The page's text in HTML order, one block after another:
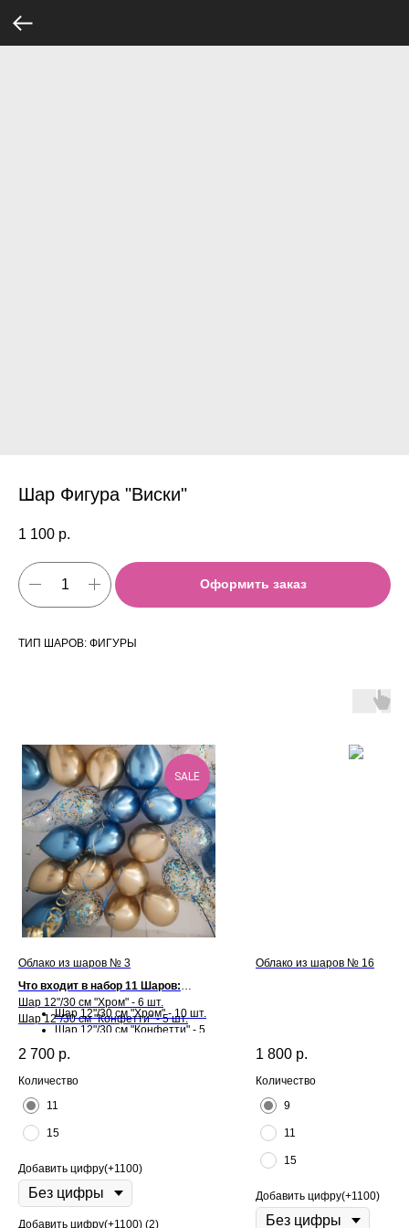
Шар Фигура "Виски"
1 100 р.
Оформить заказ
ТИП ШАРОВ: ФИГУРЫ
SALE
Облако из шаров № 3
Что входит в набор 11 Шаров:
Шар 12"/30 см "Хром" - 6 шт.
Шар 12"/30 см "Конфетти" - 5 шт.
Что входит в набор 15 Шаров:
Шар 12"/30 см "Хром" - 10 шт.
Шар 12"/30 см "Конфетти" - 5
2 700 р.
Количество
11
15
Добавить цифру(+1100)
Добавить цифру(+1100) (2)
Облако из шаров № 16
1 800 р.
Количество
9
11
15
Добавить цифру(+1100)